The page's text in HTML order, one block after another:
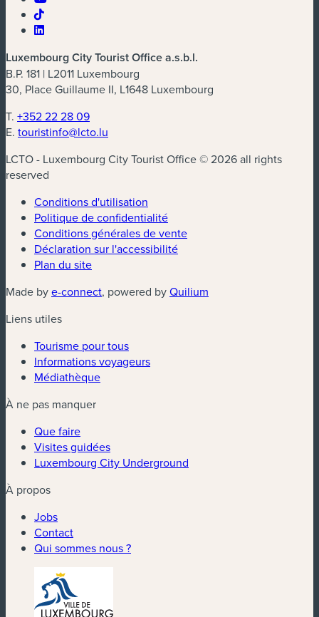
Luxembourg City Tourist Office a.s.b.l.
B.P. 181 | L2011 Luxembourg
30, Place Guillaume II, L1648 Luxembourg
T. +352 22 28 09
E. touristinfo@lcto.lu
LCTO - Luxembourg City Tourist Office © 2026 all rights
reserved
Conditions d'utilisation
Politique de confidentialité
Conditions générales de vente
Déclaration sur l'accessibilité
Plan du site
Made bye-connect(nouvelle fenêtre)
, powered byQuilium
Liens utiles
Tourisme pour tous
Informations voyageurs
Médiathèque
À ne pas manquer
Que faire
Visites guidées
Luxembourg City Underground
À propos
Jobs
Contact
Qui sommes nous ?